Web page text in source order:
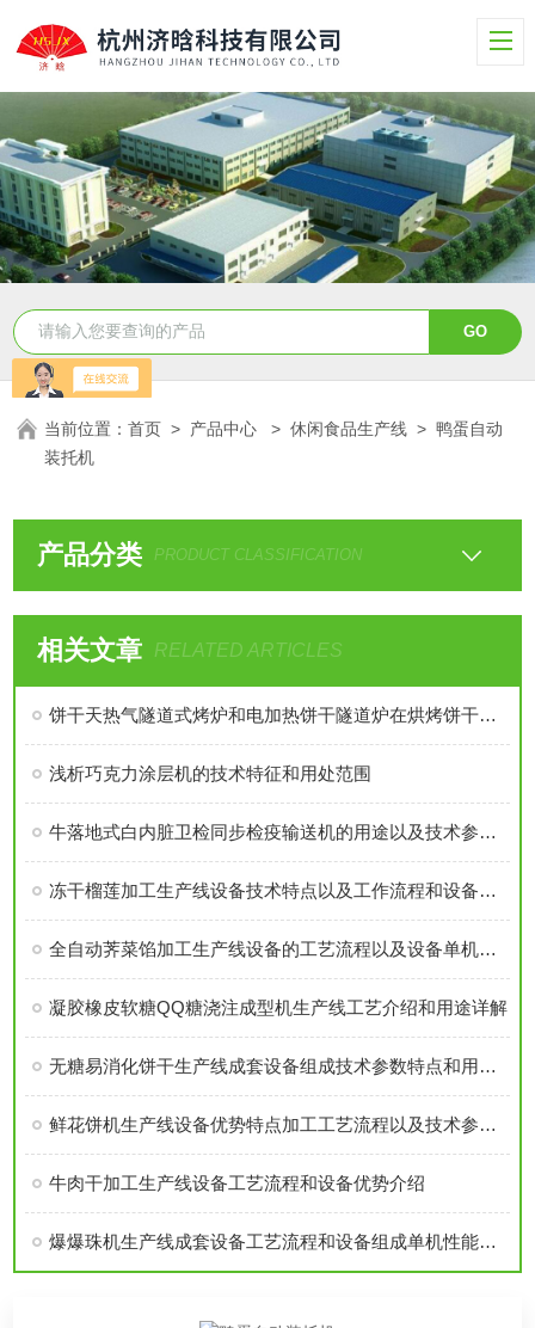
当前位置：首页 > 产品中心 >休闲食品生产线 >鸭蛋自动
装托机
产品分类 PRODUCT CLASSIFICATION
相关文章 RELATED ARTICLES
饼干天热气隧道式烤炉和电加热饼干隧道炉在烘烤饼干上的优势特点比较
浅析巧克力涂层机的技术特征和用处范围
牛落地式白内脏卫检同步检疫输送机的用途以及技术参数介绍
冻干榴莲加工生产线设备技术特点以及工作流程和设备优势详细概述
全自动荠菜馅加工生产线设备的工艺流程以及设备单机特点用途介绍
凝胶橡皮软糖QQ糖浇注成型机生产线工艺介绍和用途详解
无糖易消化饼干生产线成套设备组成技术参数特点和用途性能详细分析比较
鲜花饼机生产线设备优势特点加工工艺流程以及技术参数详细概述
牛肉干加工生产线设备工艺流程和设备优势介绍
爆爆珠机生产线成套设备工艺流程和设备组成单机性能特点技术参数介绍